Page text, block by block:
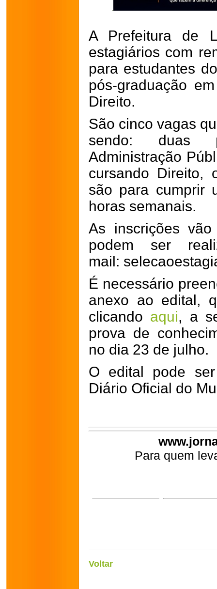
A Prefeitura de
estagiários com
para estudantes
pós-graduação
Direito.
São cinco vagas
sendo: duas
Administração
cursando Direito,
são para cumprir
horas semanais.
As inscrições
podem ser
mail:
É necessário
anexo ao edital,
clicando aqui, a
prova de
no dia 23 de julho.
O edital pode
Diário Oficial do
Para quem
Voltar